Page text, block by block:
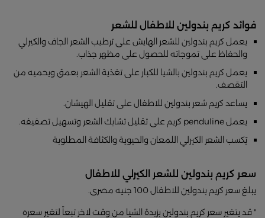
فوائد كريم بندولين للاطفال للشعر
يعمل كريم بندولين للشعر الهايش على ترطيب الشعر الجاف والكيرلي
والحفاظ على تموجاته للحصول على مظهر جذاب.
يعمل كريم بندولين بالشيا للكبار على تغذية الشعر بعمق ويحميه من
التقصف.
يساعد كريم شعر بندولين للاطفال على تقليل الهيشان.
يعمل penduline كريم على تقليل تشابك الشعر وتسهيل تصفيفه.
يًكسب الشعر الكيرلي اللمعان والحيوية والكثافة المطلوبة
سعر كريم بندولين للشعر الكيرلي للاطفال
يبلغ سعر كريم بندولين للاطفال 100 جنيه مصرى.
" قد يتغير سعر كريم بندولين بزبدة الشيا من وقت لاخر تبعاً لتغير سعره